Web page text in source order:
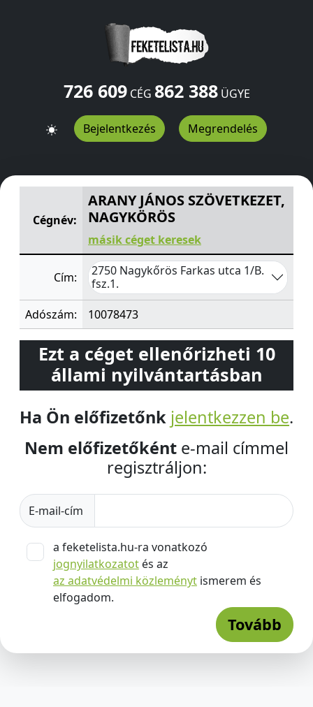
726 609CÉG 862 388ÜGYE
Bejelentkezés Megrendelés
ARANY JÁNOS SZÖVETKEZET, NAGYKÖRÖSFarkas utca
Cégnév:
ARANY JÁNOS SZÖVETKEZET,
NAGYKÖRÖS
másik céget keresek
Cím:
2750 Nagykőrös Farkas utca 1/B.
fsz.1.
Adószám:
10078473
Ezt a céget ellenőrizheti 10
állami nyilvántartásban
Ha Ön előfizetőnk jelentkezzen be.
Nem előfizetőként e-mail címmel
regisztráljon:
E-mail-cím
a feketelista.hu-ra vonatkozó
jognyilatkozatot és az
az adatvédelmi közleményt ismerem és
elfogadom.
Tovább